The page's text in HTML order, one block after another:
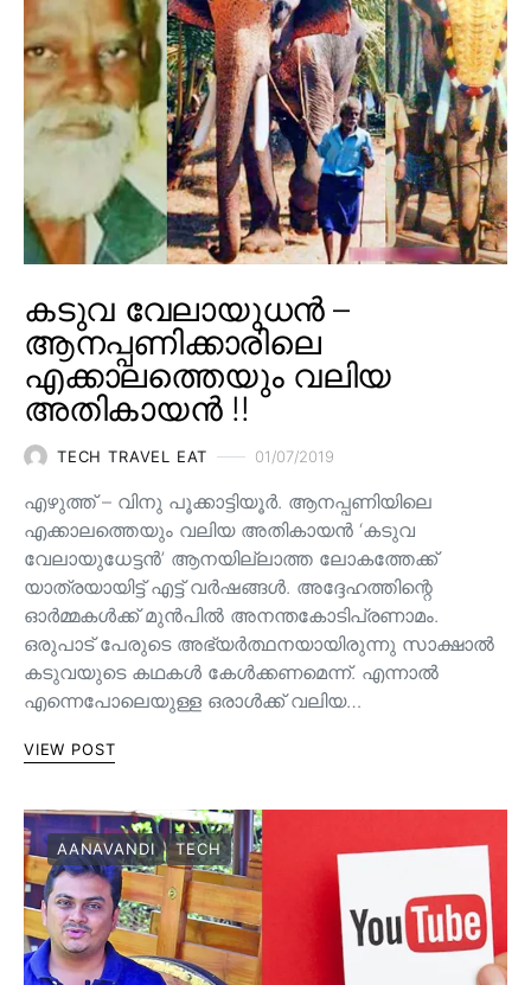
കടുവ വേലായുധൻ –
ആനപ്പണിക്കാരിലെ
എക്കാലത്തെയും വലിയ
അതികായൻ !!
TECH TRAVEL EAT 01/07/2019
എഴുത്ത് – വിനു പൂക്കാട്ടിയൂർ. ആനപ്പണിയിലെ
എക്കാലത്തെയും വലിയ അതികായൻ ‘കടുവ
വേലായുധേട്ടൻ’ ആനയില്ലാത്ത ലോകത്തേക്ക്
യാത്രയായിട്ട് എട്ട് വർഷങ്ങൾ. അദ്ദേഹത്തിന്റെ
ഓർമ്മകൾക്ക് മുൻപിൽ അനന്തകോടിപ്രണാമം.
ഒരുപാട് പേരുടെ അഭ്യർത്ഥനയായിരുന്നു സാക്ഷാൽ
കടുവയുടെ കഥകൾ കേൾക്കണമെന്ന്. എന്നാൽ
എന്നെപോലെയുള്ള ഒരാൾക്ക് വലിയ…
VIEW POST
AANAVANDI TECH